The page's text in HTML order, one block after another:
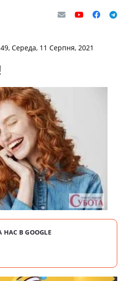
Середа, 11 Серпня, 2021
В GOOGLE